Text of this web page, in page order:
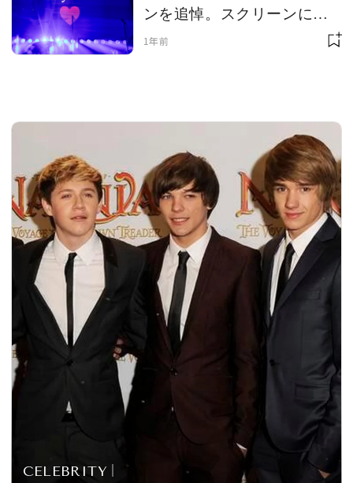
2026-07-23発売
ンを追悼。スクリーンに
「愛しているよ、兄弟」の
1年前
CELEBRITY